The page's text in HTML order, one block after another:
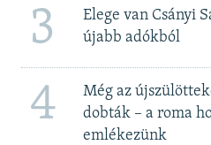
3
Elege van Csányi
újabb adókból
4
Még az
dobták – a roma
emlékezünk